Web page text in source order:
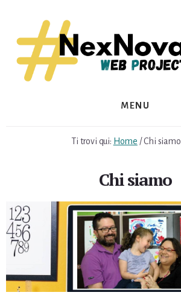
content
footer
MENU
Ti trovi qui: Home /Chi siamo
Chi siamo